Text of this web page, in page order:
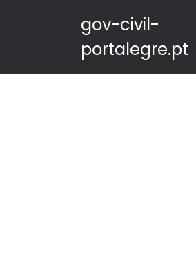
gov-civil-
portalegre.pt